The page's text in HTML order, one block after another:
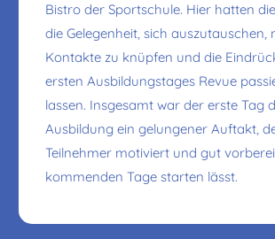
Bistro der Sportschule. Hier hatten
die Gelegenheit, sich auszutauschen,
Kontakte zu knüpfen und die
ersten Ausbildungstages Revue
lassen. Insgesamt war der erste Tag
Ausbildung ein gelungener Auftakt,
Teilnehmer motiviert und gut
kommenden Tage starten lässt.